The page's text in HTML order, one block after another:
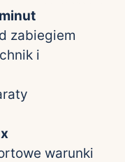
zabiegiem
i
warunki